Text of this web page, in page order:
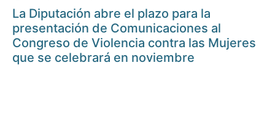
La Diputación abre el plazo para la
presentación de Comunicaciones al
Congreso de Violencia contra las Mujeres
que se celebrará en noviembre